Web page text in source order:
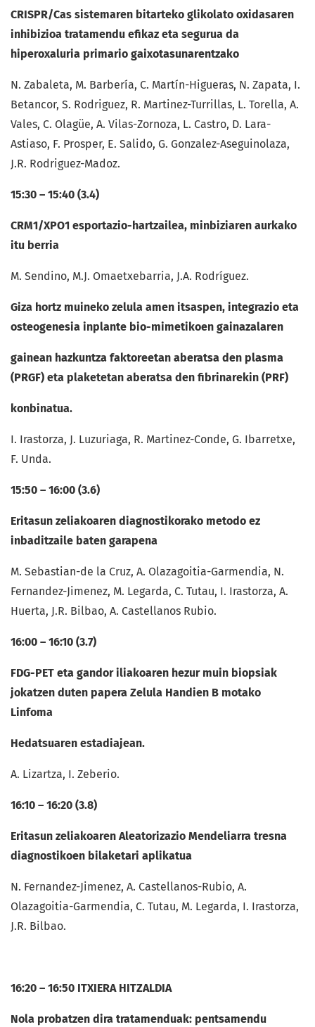
CRISPR/Cas sistemaren bitarteko glikolato oxidasaren
inhibizioa tratamendu efikaz eta segurua da
hiperoxaluria primario gaixotasunarentzako
N. Zabaleta, M. Barbería, C. Martín-Higueras, N. Zapata, I.
Betancor, S. Rodriguez, R. Martinez-Turrillas, L. Torella, A.
Vales, C. Olagüe, A. Vilas-Zornoza, L. Castro, D. Lara-
Astiaso, F. Prosper, E. Salido, G. Gonzalez-Aseguinolaza,
J.R. Rodriguez-Madoz.
15:30 – 15:40 (3.4)
CRM1/XPO1 esportazio-hartzailea, minbiziaren aurkako
itu berria
M. Sendino, M.J. Omaetxebarria, J.A. Rodríguez.
Giza hortz muineko zelula amen itsaspen, integrazio eta
osteogenesia inplante bio-mimetikoen gainazalaren
gainean hazkuntza faktoreetan aberatsa den plasma
(PRGF) eta plaketetan aberatsa den fibrinarekin (PRF)
konbinatua.
I. Irastorza, J. Luzuriaga, R. Martinez-Conde, G. Ibarretxe,
F. Unda.
15:50 – 16:00 (3.6)
Eritasun zeliakoaren diagnostikorako metodo ez
inbaditzaile baten garapena
M. Sebastian-de la Cruz, A. Olazagoitia-Garmendia, N.
Fernandez-Jimenez, M. Legarda, C. Tutau, I. Irastorza, A.
Huerta, J.R. Bilbao, A. Castellanos Rubio.
16:00 – 16:10 (3.7)
FDG-PET eta gandor iliakoaren hezur muin biopsiak
jokatzen duten papera Zelula Handien B motako
Linfoma
Hedatsuaren estadiajean.
A. Lizartza, I. Zeberio.
16:10 – 16:20 (3.8)
Eritasun zeliakoaren Aleatorizazio Mendeliarra tresna
diagnostikoen bilaketari aplikatua
N. Fernandez-Jimenez, A. Castellanos-Rubio, A.
Olazagoitia-Garmendia, C. Tutau, M. Legarda, I. Irastorza,
J.R. Bilbao.
16:20 – 16:50 ITXIERA HITZALDIA
Nola probatzen dira tratamenduak: pentsamendu